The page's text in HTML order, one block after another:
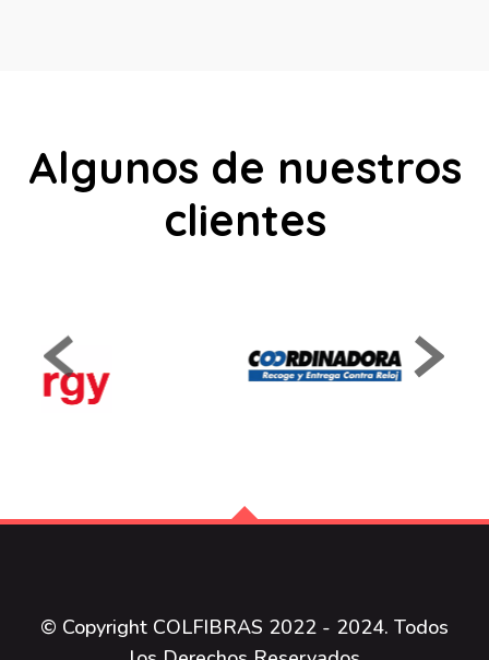
Algunos de nuestros
clientes
© Copyright COLFIBRAS 2022 - 2024. Todos
los Derechos Reservados